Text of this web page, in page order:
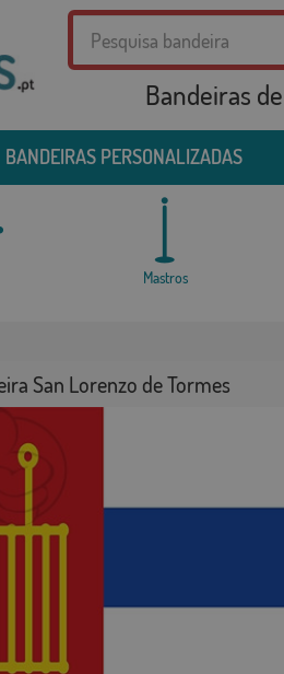
Bandeiras
BANDEIRAS PERSONALIZADAS
Mastros
San Lorenzo de Tormes